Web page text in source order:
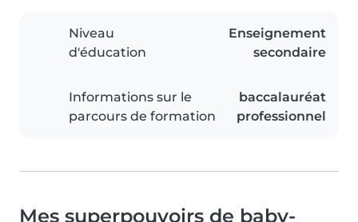
Niveau
d'éducation
Enseignement
secondaire
Informations sur le
parcours de formation
baccalauréat
professionnel
Mes superpouvoirs de baby-